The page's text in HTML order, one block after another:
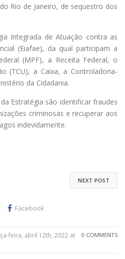
Rio de Janeiro, de sequestro dos
Integrada de Atuação contra as
(Eiafae), da qual participam a
(MPF), a Receita Federal, o
(TCU), a Caixa, a Controladoria-
da Cidadania.
Estratégia são identificar fraudes
criminosas e recuperar aos
indevidamente.
NEXT POST
Facebook
0 COMMENTS
feira, abril 12th, 2022 at